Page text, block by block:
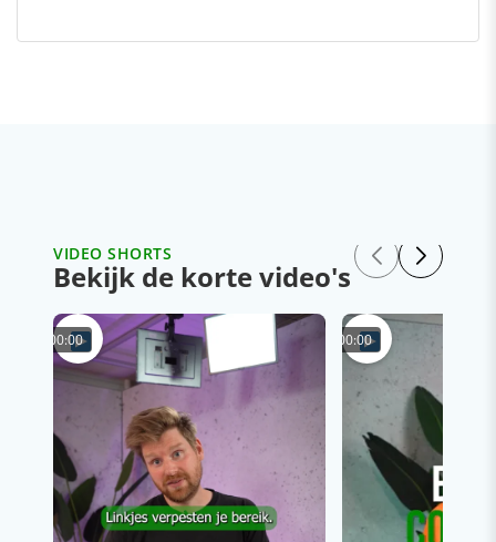
VIDEO SHORTS
Bekijk de korte video's
00:00 00:00